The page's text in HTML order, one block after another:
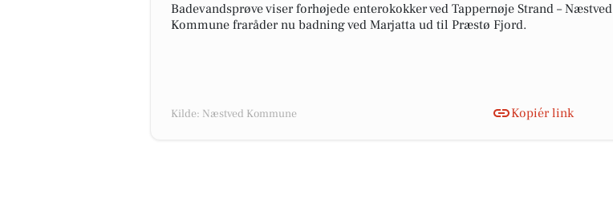
Badevandsprøve viser forhøjede enterokokker ved Tappernøje Strand – Næstved
Kommune fraråder nu badning ved Marjatta ud til Præstø Fjord.
Kilde: Næstved Kommune Kopiér link